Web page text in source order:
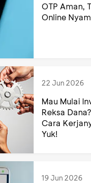
OTP Aman,
Online
22 Jun 2026
Mau Mulai
Reksa
Cara
Yuk!
19 Jun 2026